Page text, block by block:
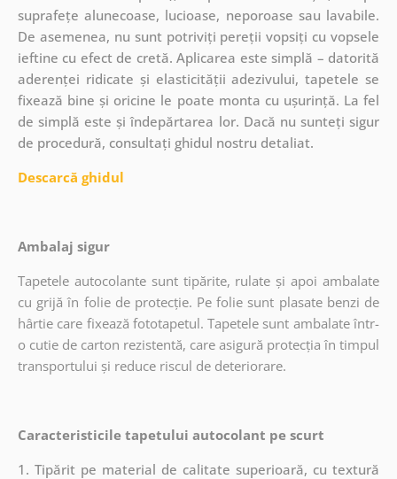
suprafețe alunecoase, lucioase, neporoase sau lavabile.
De asemenea, nu sunt potriviți pereții vopsiți cu vopsele
ieftine cu efect de cretă. Aplicarea este simplă – datorită
aderenței ridicate și elasticității adezivului, tapetele se
fixează bine și oricine le poate monta cu ușurință. La fel
de simplă este și îndepărtarea lor. Dacă nu sunteți sigur
de procedură, consultați ghidul nostru detaliat.
Descarcă ghidul
Ambalaj sigur
Tapetele autocolante sunt tipărite, rulate și apoi ambalate
cu grijă în folie de protecție. Pe folie sunt plasate benzi de
hârtie care fixează fototapetul. Tapetele sunt ambalate într-
o cutie de carton rezistentă, care asigură protecția în timpul
transportului și reduce riscul de deteriorare.
Caracteristicile tapetului autocolant pe scurt
1. Tipărit pe material de calitate superioară, cu textură